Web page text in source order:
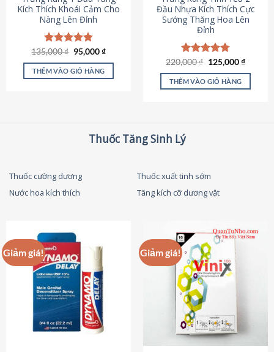
chọn
trên
trang
sản
phẩm
Kích Thích Khoái Cảm Cho
Nàng Lên Đỉnh
Được xếp
hạng4.87
5 sao
135,000₫ Giá
gốc
là:
135,000 ₫.
95,000₫Giá
tại
THÊM VÀO GIỎ HÀNG
Đầu Nhựa Kích Thích Cực
Sướng Thăng Hoa Lên
Đỉnh
Được xếp
hạng4.79
5 sao
220,000₫ Giá
là:
220,000 ₫.
125,000₫Giá
tại
THÊM VÀO GIỎ HÀNG
Thuốc Tăng Sinh Lý
Thuốc cường dương
Thuốc xuất tinh sớm
Nước hoa kích thích
Tăng kích cỡ dương vật
Giảm giá! Giảm giá!